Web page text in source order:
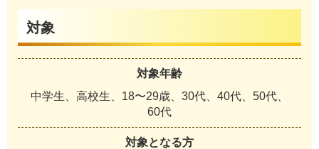
対象
対象年齢
中学生、高校生、18〜29歳、30代、40代、50代、
60代
対象となる方